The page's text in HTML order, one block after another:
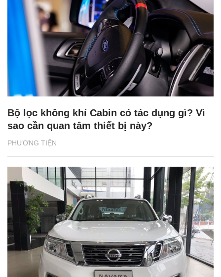
PHƯƠNG TIỆN
Bộ lọc không khí Cabin có tác dụng gì? Vì
sao cần quan tâm thiết bị này?